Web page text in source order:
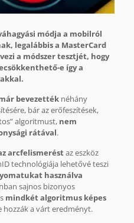
módja a mobilról
legalábbis a MasterCard
a módszer tesztjét, hogy
e így a
bevezettéknéhány
bár az erőfeszítések,
algoritmust, nem
rátával.
arcfelismeréstaz eszköz
technológiája lehetővé teszi
használva
sajnos bizonyos
mindkét algoritmus képes
hozzák a várt eredményt.